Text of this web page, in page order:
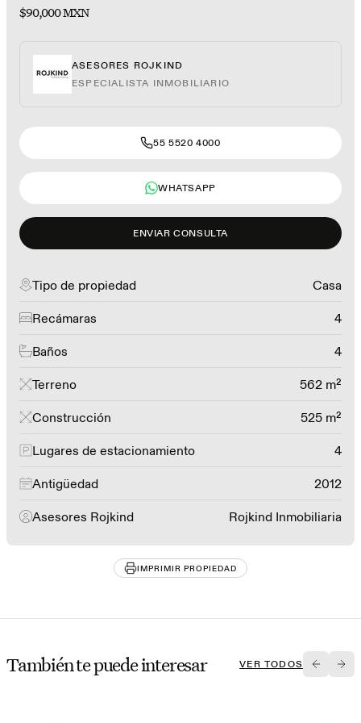
$90,000 MXN
ASESORES ROJKIND
ESPECIALISTA INMOBILIARIO
55 5520 4000
WHATSAPP
ENVIAR CONSULTA
Tipo de propiedad Casa
Recámaras 4
Baños 4
Terreno 562 m²
Construcción 525 m²
Lugares de estacionamiento 4
Antigüedad 2012
Asesores Rojkind Rojkind Inmobiliaria
IMPRIMIR PROPIEDAD
También te puede interesar VER TODOS